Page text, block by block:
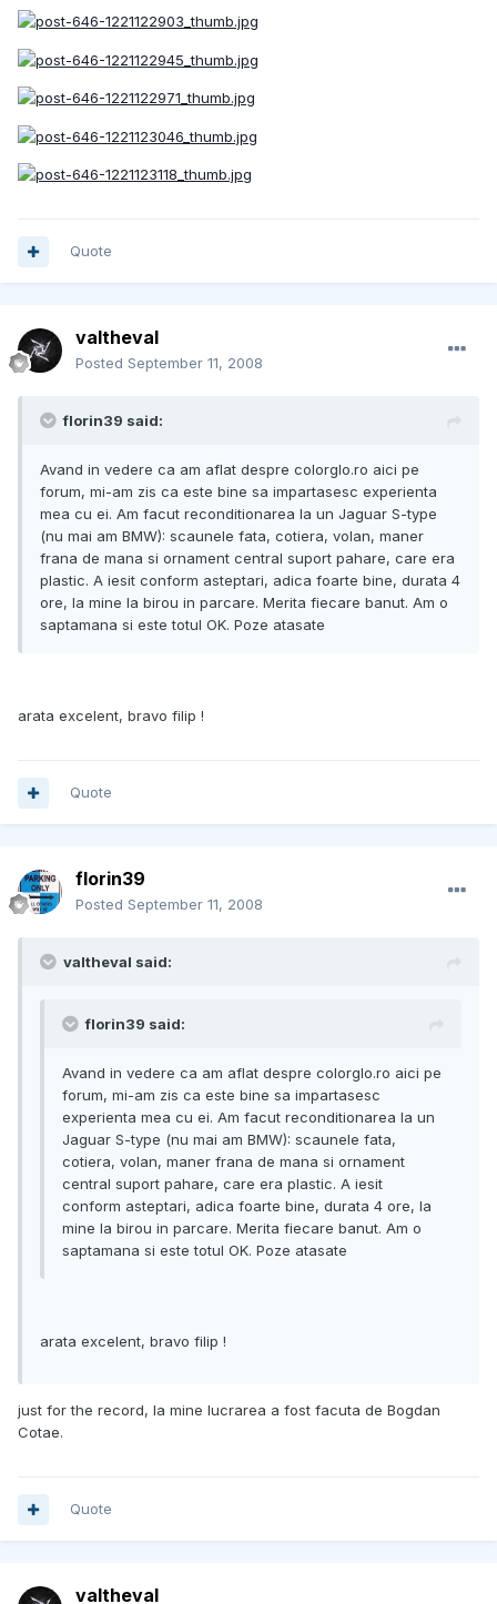
Quote
valtheval
Posted September 11, 2008
florin39 said:
Avand in vedere ca am aflat despre colorglo.ro aici pe
forum, mi-am zis ca este bine sa impartasesc experienta
mea cu ei. Am facut reconditionarea la un Jaguar S-type
(nu mai am BMW): scaunele fata, cotiera, volan, maner
frana de mana si ornament central suport pahare, care era
plastic. A iesit conform asteptari, adica foarte bine, durata 4
ore, la mine la birou in parcare. Merita fiecare banut. Am o
saptamana si este totul OK. Poze atasate
arata excelent, bravo filip !
Quote
florin39
Posted September 11, 2008
valtheval said:
florin39 said:
Avand in vedere ca am aflat despre colorglo.ro aici pe
forum, mi-am zis ca este bine sa impartasesc
experienta mea cu ei. Am facut reconditionarea la un
Jaguar S-type (nu mai am BMW): scaunele fata,
cotiera, volan, maner frana de mana si ornament
central suport pahare, care era plastic. A iesit
conform asteptari, adica foarte bine, durata 4 ore, la
mine la birou in parcare. Merita fiecare banut. Am o
saptamana si este totul OK. Poze atasate
arata excelent, bravo filip !
just for the record, la mine lucrarea a fost facuta de Bogdan
Cotae.
Quote
valtheval